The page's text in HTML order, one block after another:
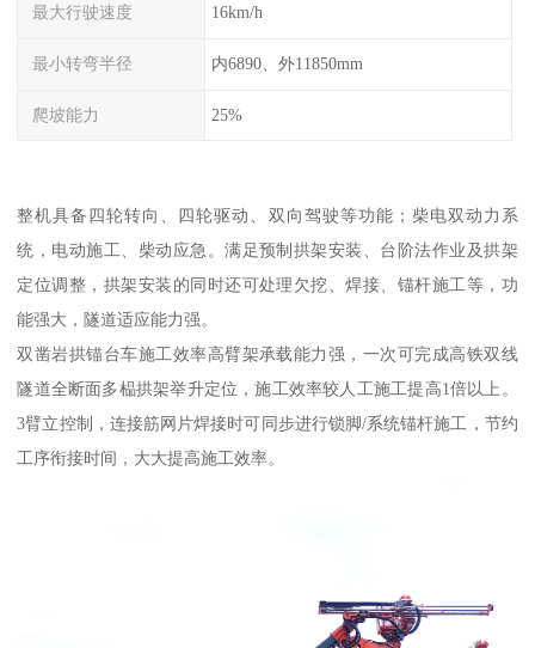
最大行驶速度 16km/h
最小转弯半径 内6890、外11850mm
爬坡能力 25%
整机具备四轮转向、四轮驱动、双向驾驶等功能；柴电双动力系
统，电动施工、柴动应急。满足预制拱架安装、台阶法作业及拱架
定位调整，拱架安装的同时还可处理欠挖、焊接、锚杆施工等，功
能强大，隧道适应能力强。
双凿岩拱锚台车施工效率高臂架承载能力强，一次可完成高铁双线
隧道全断面多榀拱架举升定位，施工效率较人工施工提高1倍以上。
3臂立控制，连接筋网片焊接时可同步进行锁脚/系统锚杆施工，节约
工序衔接时间，大大提高施工效率。